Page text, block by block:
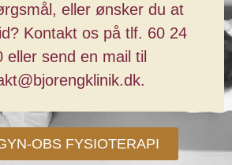
eller ønsker du at
Kontakt os på tlf. 60 24
eller send en mail til
OBS FYSIOTERAPI